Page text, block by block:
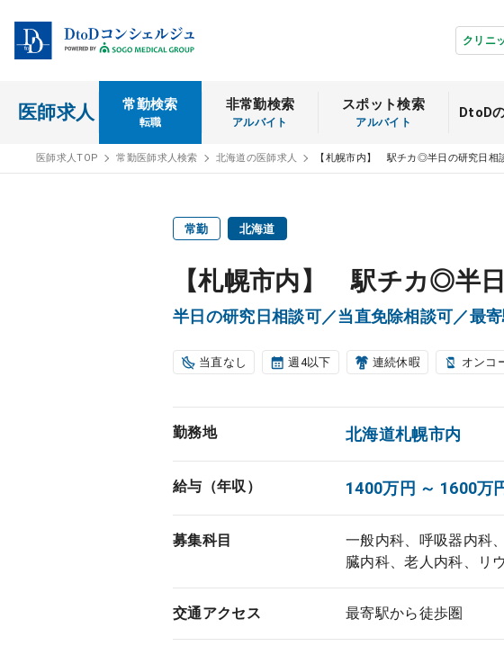
クリニ
医師求人 常勤検索
転職
非常勤検索
アルバイト
スポット検索
アルバイト
DtoD
医師求人TOP 常勤医師求人検索 北海道の医師求人 【札幌市内】 駅チカ◎半日の研究日
常勤 北海道
【札幌市内】 駅チカ◎半
半日の研究日相談可／当直免除相談可／最
当直なし 週4以下 連続休暇 オンコ
勤務地 北海道札幌市内
給与（年収） 1400万円 ～ 1600万
募集科目
一般内科、呼吸器内科
臓内科、老人内科、リ
交通アクセス 最寄駅から徒歩圏